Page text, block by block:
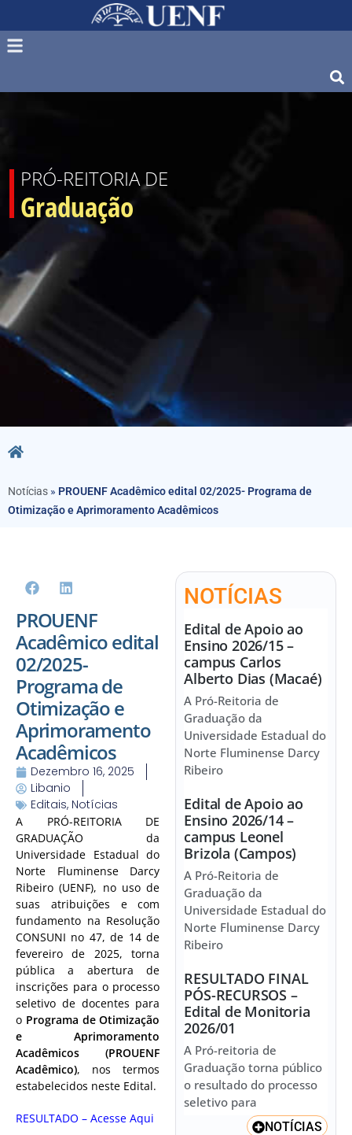
PRÓ-REITORIA DE
Graduação
Notícias » PROUENF Acadêmico edital 02/2025- Programa de
Otimização e Aprimoramento Acadêmicos
PROUENF
Acadêmico edital
02/2025-
Programa de
Otimização e
Aprimoramento
Acadêmicos
Dezembro 16, 2025
Libanio
Editais, Notícias
A PRÓ-REITORIA DE
GRADUAÇÃO da
Universidade Estadual do
Norte Fluminense Darcy
Ribeiro (UENF), no uso de
suas atribuições e com
fundamento na Resolução
CONSUNI no 47, de 14 de
fevereiro de 2025, torna
pública a abertura de
inscrições para o processo
seletivo de docentes para
o Programa de Otimização
e Aprimoramento
Acadêmicos (PROUENF
Acadêmico), nos termos
estabelecidos neste Edital.
RESULTADO – Acesse Aqui
NOTÍCIAS
Edital de Apoio ao
Ensino 2026/15 –
campus Carlos
Alberto Dias (Macaé)
A Pró-Reitoria de
Graduação da
Universidade Estadual do
Norte Fluminense Darcy
Ribeiro
Edital de Apoio ao
Ensino 2026/14 –
campus Leonel
Brizola (Campos)
A Pró-Reitoria de
Graduação da
Universidade Estadual do
Norte Fluminense Darcy
Ribeiro
RESULTADO FINAL
PÓS-RECURSOS –
Edital de Monitoria
2026/01
A Pró-reitoria de
Graduação torna público
o resultado do processo
seletivo para
NOTÍCIAS